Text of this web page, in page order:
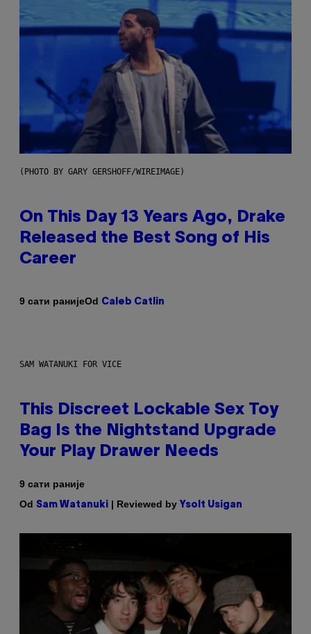
(PHOTO BY GARY GERSHOFF/WIREIMAGE)
On This Day 13 Years Ago, Drake
Released the Best Song of His
Career
9 сати ранијеOd Caleb Catlin
SAM WATANUKI FOR VICE
This Discreet Lockable Sex Toy
Bag Is the Nightstand Upgrade
Your Play Drawer Needs
9 сати раније
Od Sam Watanuki | Reviewed by Ysolt Usigan